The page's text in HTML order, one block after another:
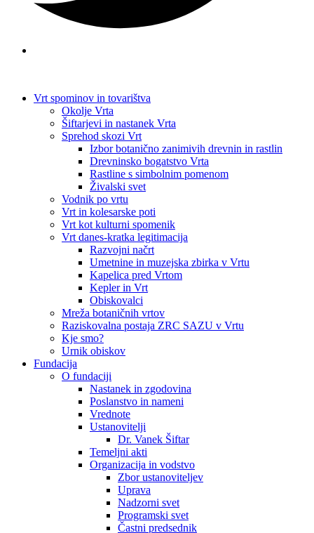
Vrt spominov in tovarištva
Okolje Vrta
Šiftarjevi in nastanek Vrta
Sprehod skozi Vrt
Izbor botanično zanimivih drevnin in rastlin
Drevninsko bogatstvo Vrta
Rastline s simbolnim pomenom
Živalski svet
Vodnik po vrtu
Vrt in kolesarske poti
Vrt kot kulturni spomenik
Vrt danes-kratka legitimacija
Razvojni načrt
Umetnine in muzejska zbirka v Vrtu
Kapelica pred Vrtom
Kepler in Vrt
Obiskovalci
Mreža botaničnih vrtov
Raziskovalna postaja ZRC SAZU v Vrtu
Kje smo?
Urnik obiskov
Fundacija
O fundaciji
Nastanek in zgodovina
Poslanstvo in nameni
Vrednote
Ustanovitelji
Dr. Vanek Šiftar
Temeljni akti
Organizacija in vodstvo
Zbor ustanoviteljev
Uprava
Nadzorni svet
Programski svet
Častni predsednik